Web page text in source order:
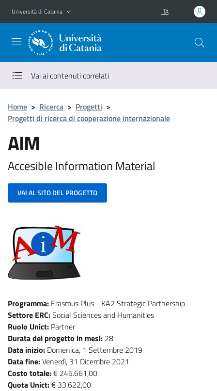
Vai al contenuto principale
Vai al menu di navigazione
Università di Catania ITA
Vai ai contenuti correlati
Home > Ricerca > Progetti >
Progetti di ricerca di cooperazione internazionale
AIM
Accesible Information Material
VAI AL SITO DEL PROGETTO
Programma: Erasmus Plus - KA2 Strategic Partnership
Settore ERC:Social Sciences and Humanities
Ruolo Unict: Partner
Durata del progetto in mesi: 28
Data inizio: Domenica, 1 Settembre 2019
Data fine:Venerdì, 31 Dicembre 2021
Costo totale:€ 245.661,00
Quota Unict:€ 33.622,00